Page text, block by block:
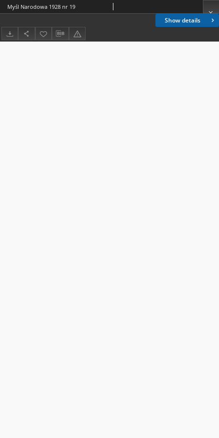
Show details
Myśl Narodowa 1928 nr 19